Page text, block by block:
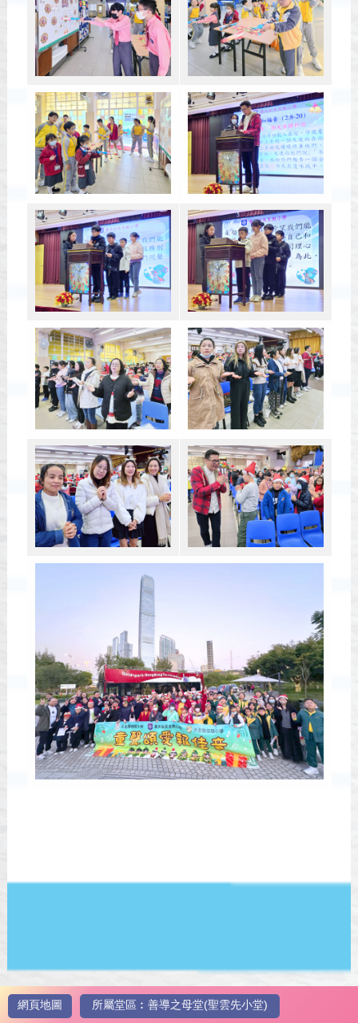
網頁地圖 所屬堂區︰善導之母堂(聖雲先小堂)